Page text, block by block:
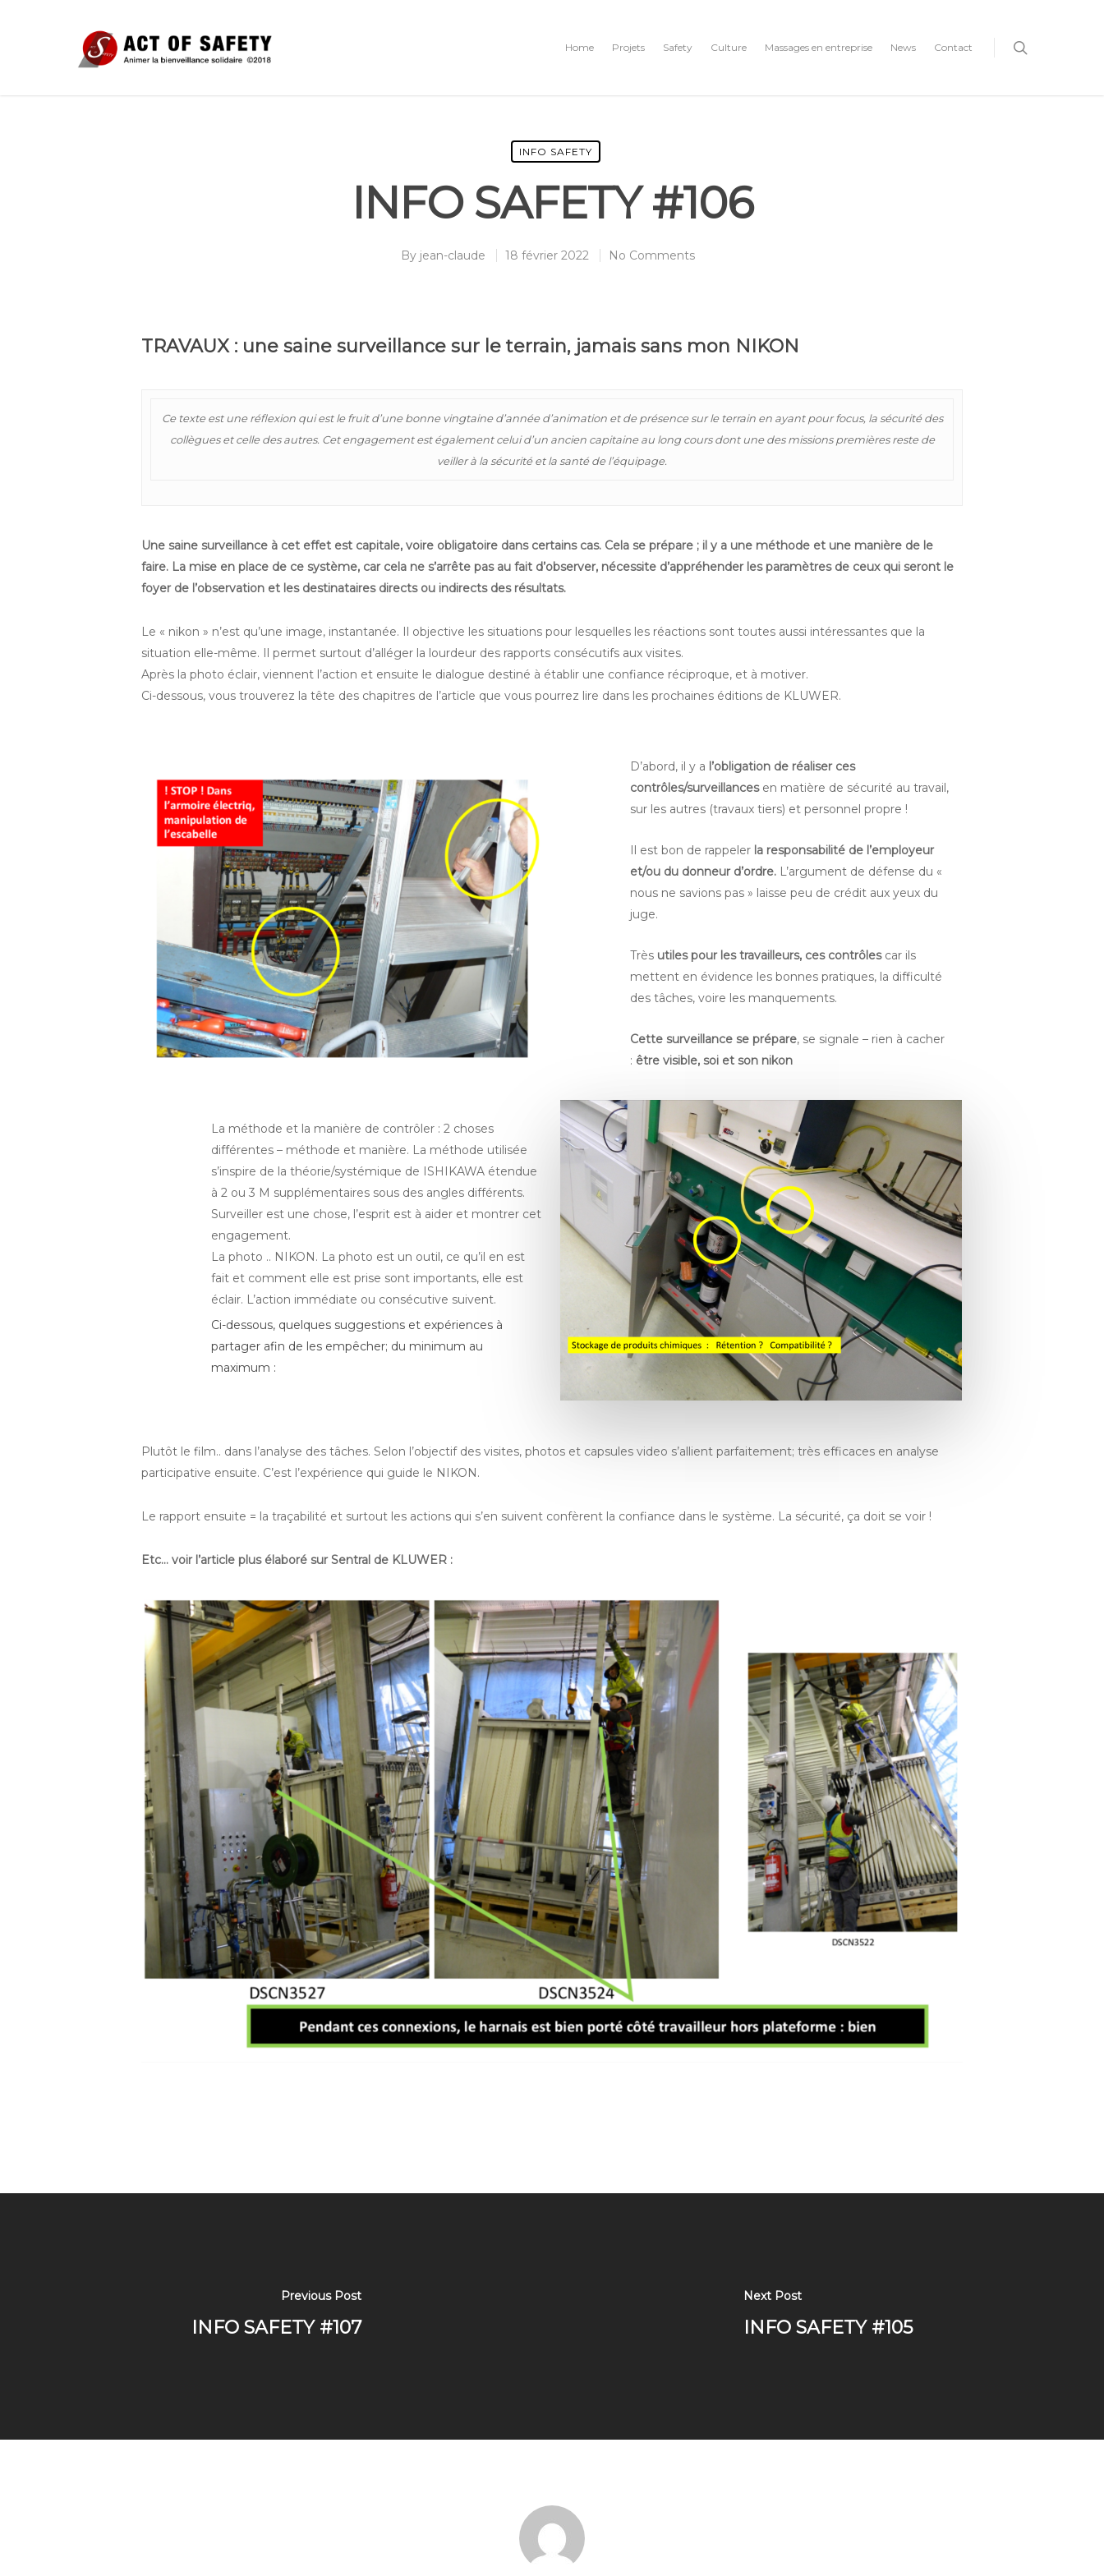
Home Projets Safety Culture Massages en entreprise News Contact
INFO SAFETY
INFO SAFETY #106
By jean-claude 18 février 2022 No Comments
TRAVAUX : une saine surveillance sur le terrain, jamais sans mon NIKON
Ce texte est une réflexion qui est le fruit d’une bonne vingtaine d’année d’animation et de présence sur le terrain en ayant pour focus, la sécurité des
collègues et celle des autres. Cet engagement est également celui d’un ancien capitaine au long cours dont une des missions premières reste de
veiller à la sécurité et la santé de l’équipage.
Une saine surveillance à cet effet est capitale, voire obligatoire dans certains cas. Cela se prépare ; il y a une méthode et une manière de le
faire. La mise en place de ce système, car cela ne s’arrête pas au fait d’observer, nécessite d’appréhender les paramètres de ceux qui seront le
foyer de l’observation et les destinataires directs ou indirects des résultats.
Le « nikon » n’est qu’une image, instantanée. Il objective les situations pour lesquelles les réactions sont toutes aussi intéressantes que la
situation elle-même. Il permet surtout d’alléger la lourdeur des rapports consécutifs aux visites.
Après la photo éclair, viennent l’action et ensuite le dialogue destiné à établir une confiance réciproque, et à motiver.
Ci-dessous, vous trouverez la tête des chapitres de l’article que vous pourrez lire dans les prochaines éditions de KLUWER.
D’abord, il y a l’obligation de réaliser ces
contrôles/surveillancesen matière de sécurité au travail,
sur les autres (travaux tiers) et personnel propre !
Il est bon de rappeler la responsabilité de l’employeur
et/ou du donneur d’ordre. L’argument de défense du «
nous ne savions pas » laisse peu de crédit aux yeux du
juge.
Très utiles pour les travailleurs, ces contrôlescar ils
mettent en évidence les bonnes pratiques, la difficulté
des tâches, voire les manquements.
Cette surveillance se prépare, se signale – rien à cacher
: être visible, soi et son nikon
La méthode et la manière de contrôler : 2 choses
différentes – méthode et manière. La méthode utilisée
s’inspire de la théorie/systémique de ISHIKAWA étendue
à 2 ou 3 M supplémentaires sous des angles différents.
Surveiller est une chose, l’esprit est à aider et montrer cet
engagement.
La photo .. NIKON. La photo est un outil, ce qu’il en est
fait et comment elle est prise sont importants, elle est
éclair. L’action immédiate ou consécutive suivent.
Ci-dessous, quelques suggestions et expériences à
partager afin de les empêcher; du minimum au
maximum :
Plutôt le film.. dans l’analyse des tâches. Selon l’objectif des visites, photos et capsules video s’allient parfaitement; très efficaces en analyse
participative ensuite. C’est l’expérience qui guide le NIKON.
Le rapport ensuite = la traçabilité et surtout les actions qui s’en suivent confèrent la confiance dans le système. La sécurité, ça doit se voir !
Etc… voir l’article plus élaboré sur Sentral de KLUWER :
Previous Post
INFO SAFETY #107
Next Post
INFO SAFETY #105